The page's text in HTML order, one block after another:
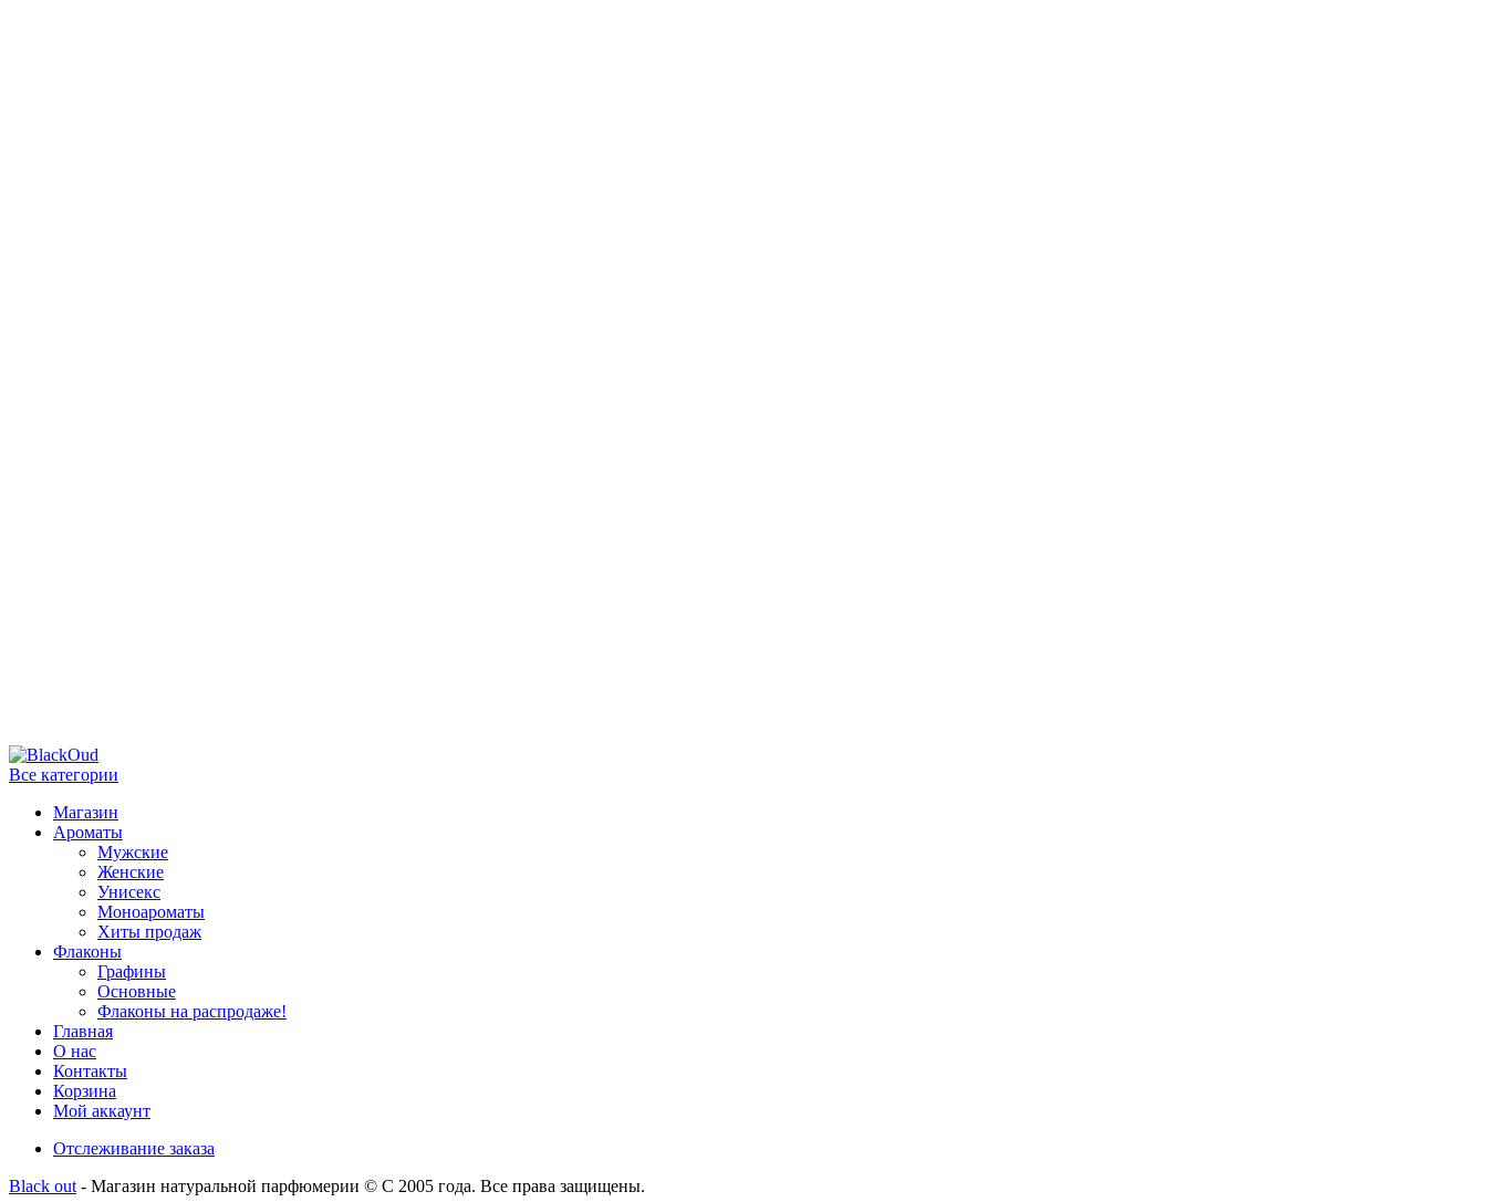
Все категории
Магазин
Ароматы
Мужские
Женские
Унисекс
Моноароматы
Хиты продаж
Флаконы
Графины
Основные
Флаконы на распродаже!
Главная
О нас
Контакты
Корзина
Мой аккаунт
Отслеживание заказа
Black out - Магазин натуральной парфюмерии © С 2005 года. Все права защищены.